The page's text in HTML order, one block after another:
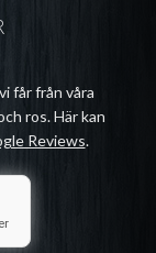
får från våra
ros. Här kan
Reviews.